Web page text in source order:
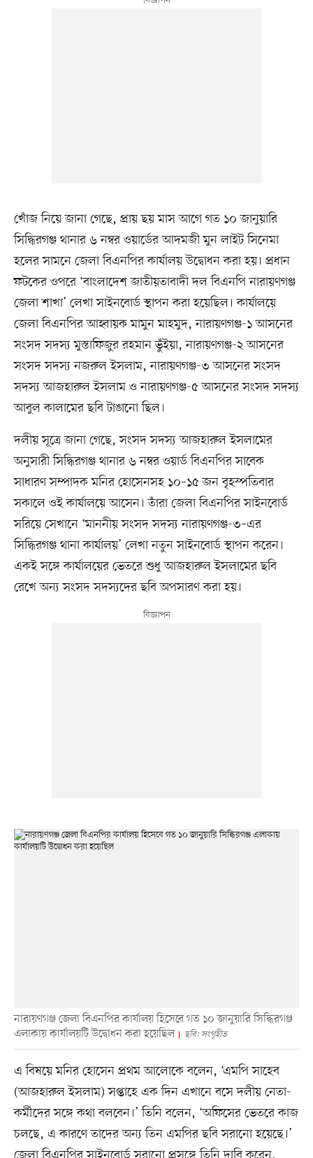
খোঁজ নিয়ে জানা গেছে, প্রায় ছয় মাস আগে গত ১০ জানুয়ারি
সিদ্ধিরগঞ্জ থানার ৬ নম্বর ওয়ার্ডের আদমজী মুন লাইট সিনেমা
হলের সামনে জেলা বিএনপির কার্যালয় উদ্বোধন করা হয়। প্রধান
ফটকের ওপরে ‘বাংলাদেশ জাতীয়তাবাদী দল বিএনপি নারায়ণগঞ্জ
জেলা শাখা’ লেখা সাইনবোর্ড স্থাপন করা হয়েছিল। কার্যালয়ে
জেলা বিএনপির আহ্বায়ক মামুন মাহমুদ, নারায়ণগঞ্জ-১ আসনের
সংসদ সদস্য মুস্তাফিজুর রহমান ভুঁইয়া, নারায়ণগঞ্জ-২ আসনের
সংসদ সদস্য নজরুল ইসলাম, নারায়ণগঞ্জ-৩ আসনের সংসদ
সদস্য আজহারুল ইসলাম ও নারায়ণগঞ্জ-৫ আসনের সংসদ সদস্য
আবুল কালামের ছবি টাঙানো ছিল।
দলীয় সূত্রে জানা গেছে, সংসদ সদস্য আজহারুল ইসলামের
অনুসারী সিদ্ধিরগঞ্জ থানার ৬ নম্বর ওয়ার্ড বিএনপির সাবেক
সাধারণ সম্পাদক মনির হোসেনসহ ১০–১৫ জন বৃহস্পতিবার
সকালে ওই কার্যালয়ে আসেন। তাঁরা জেলা বিএনপির সাইনবোর্ড
সরিয়ে সেখানে ‘মাননীয় সংসদ সদস্য নারায়ণগঞ্জ-৩–এর
সিদ্ধিরগঞ্জ থানা কার্যালয়’ লেখা নতুন সাইনবোর্ড স্থাপন করেন।
একই সঙ্গে কার্যালয়ের ভেতরে শুধু আজহারুল ইসলামের ছবি
রেখে অন্য সংসদ সদস্যদের ছবি অপসারণ করা হয়।
নারায়ণগঞ্জ জেলা বিএনপির কার্যালয় হিসেবে গত ১০ জানুয়ারি সিদ্ধিরগঞ্জ
এলাকায় কার্যালয়টি উদ্বোধন করা হয়েছিল
ছবি: সংগৃহীত
এ বিষয়ে মনির হোসেন প্রথম আলোকে বলেন, ‘এমপি সাহেব
(আজহারুল ইসলাম) সপ্তাহে এক দিন এখানে বসে দলীয় নেতা-
কর্মীদের সঙ্গে কথা বলবেন।’ তিনি বলেন, ‘অফিসের ভেতরে কাজ
চলছে, এ কারণে তাদের অন্য তিন এমপির ছবি সরানো হয়েছে।’